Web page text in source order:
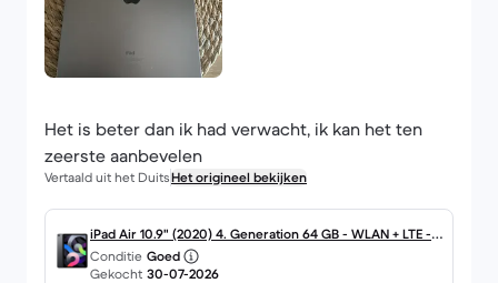
Het is beter dan ik had verwacht, ik kan het ten
zeerste aanbevelen
Vertaald uit het DuitsHet origineel bekijken
iPad Air 10.9" (2020) 4. Generation 64 GB - WLAN + LTE - S
pace Grau
Conditie Goed
Gekocht 30-07-2026